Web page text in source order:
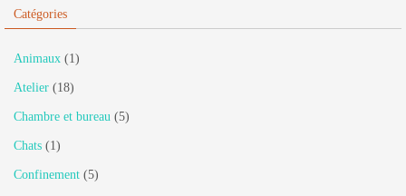
Catégories
Animaux (1)
Atelier (18)
Chambre et bureau (5)
Chats (1)
Confinement (5)